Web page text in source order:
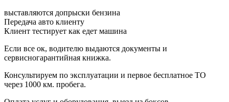
выставляются допрыски бензина
Передача авто клиенту
Клиент тестирует как едет машина
Если все ок, водителю выдаются документы и
сервисногарантийная книжка.
Консультируем по эксплуатации и первое бесплатное ТО
через 1000 км. пробега.